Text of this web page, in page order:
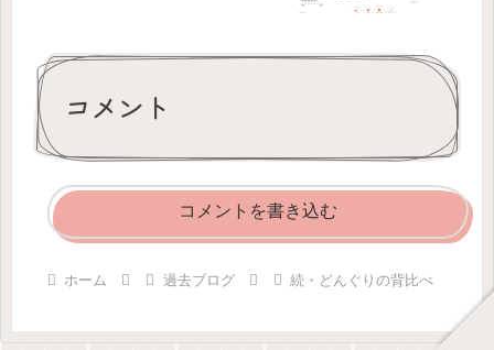
コメント
コメントを書き込む
ホーム 過去ブログ 続・どんぐりの背比べ